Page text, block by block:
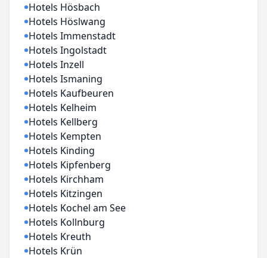
Hotels Hösbach
Hotels Höslwang
Hotels Immenstadt
Hotels Ingolstadt
Hotels Inzell
Hotels Ismaning
Hotels Kaufbeuren
Hotels Kelheim
Hotels Kellberg
Hotels Kempten
Hotels Kinding
Hotels Kipfenberg
Hotels Kirchham
Hotels Kitzingen
Hotels Kochel am See
Hotels Kollnburg
Hotels Kreuth
Hotels Krün